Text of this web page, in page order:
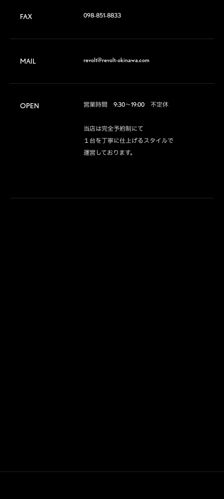
FAX 098-851-8833
MAIL revolt@revolt-okinawa.com
OPEN 営業時間　9:30～19:00　不定休
当店は完全予約制にて
１台を丁寧に仕上げるスタイルで
運営しております。